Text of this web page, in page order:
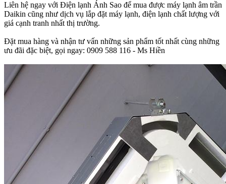
Liên hệ ngay với Điện lạnh Ánh Sao để mua được máy lạnh âm trần
Daikin cũng như dịch vụ lắp đặt máy lạnh, điện lạnh chất lượng với
giá cạnh tranh nhất thị trường.
Đặt mua hàng và nhận tư vấn những sản phẩm tốt nhất cùng những
ưu đãi đặc biệt, gọi ngay: 0909 588 116 - Ms Hiền